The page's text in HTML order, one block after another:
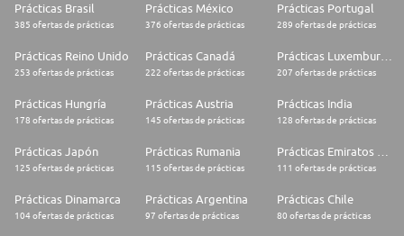
Prácticas Brasil
385 ofertas de prácticas
Prácticas México
376 ofertas de prácticas
Prácticas Portugal
289 ofertas de prácticas
Prácticas Reino Unido
253 ofertas de prácticas
Prácticas Canadá
222 ofertas de prácticas
Prácticas Luxemburgo
207 ofertas de prácticas
Prácticas Hungría
178 ofertas de prácticas
Prácticas Austria
145 ofertas de prácticas
Prácticas India
128 ofertas de prácticas
Prácticas Japón
125 ofertas de prácticas
Prácticas Rumania
115 ofertas de prácticas 111 ofertas de prácticas
Prácticas Dinamarca
104 ofertas de prácticas
Prácticas Argentina
97 ofertas de prácticas
Prácticas Chile
80 ofertas de prácticas